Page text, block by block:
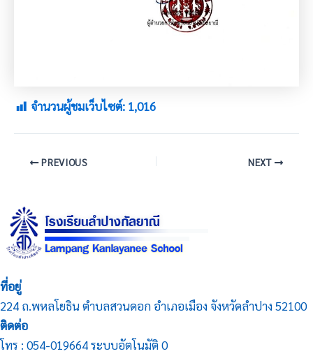
จำนวนผู้ชมเว็บไซต์: 1,016
PREVIOUS NEXT
ที่อยู่
224 ถ.พหลโยธิน ตำบลสวนดอก อำเภอเมือง จังหวัดลำปาง 52100
ติดต่อ
โทร : 054-019664 ระบบอัตโนมัติ 0